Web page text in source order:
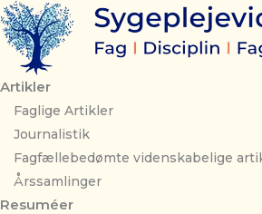
Gå
til
indholdet
Artikler
Faglige Artikler
Journalistik
Fagfællebedømte videnskabelige
Årssamlinger
Resuméer